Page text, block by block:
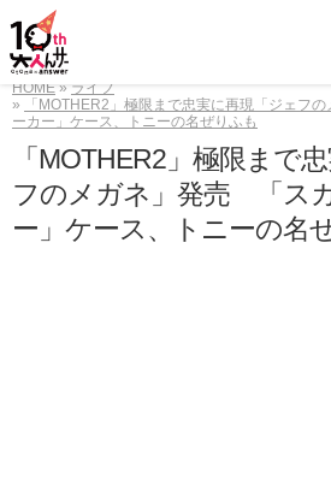
HOME
ライフ
「MOTHER2」極限まで忠実に再現「ジェフ
ーカー」ケース、トニーの名ぜりふも
「MOTHER2」極限まで
フのメガネ」発売 「ス
ー」ケース、トニーの名